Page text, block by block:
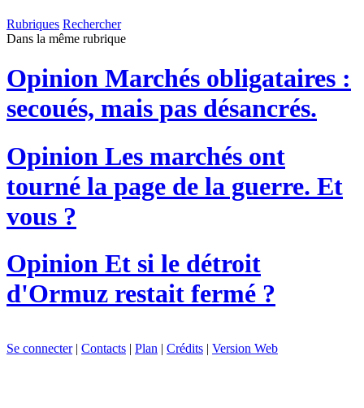
Rubriques Rechercher
Dans la même rubrique
Opinion Marchés obligataires :
secoués, mais pas désancrés.
Opinion Les marchés ont
tourné la page de la guerre. Et
vous ?
Opinion Et si le détroit
d'Ormuz restait fermé ?
Se connecter| Contacts | Plan | Crédits | Version Web